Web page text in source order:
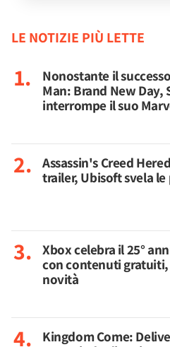
LE NOTIZIE PIÙ LETTE
Nonostante il
Man: Brand New Day,
interrompe il suo
Assassin's Creed
trailer, Ubisoft svela
Xbox celebra il 25°
con contenuti
novità
Kingdom Come: